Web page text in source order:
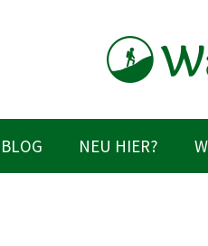
BLOG NEU HIER?